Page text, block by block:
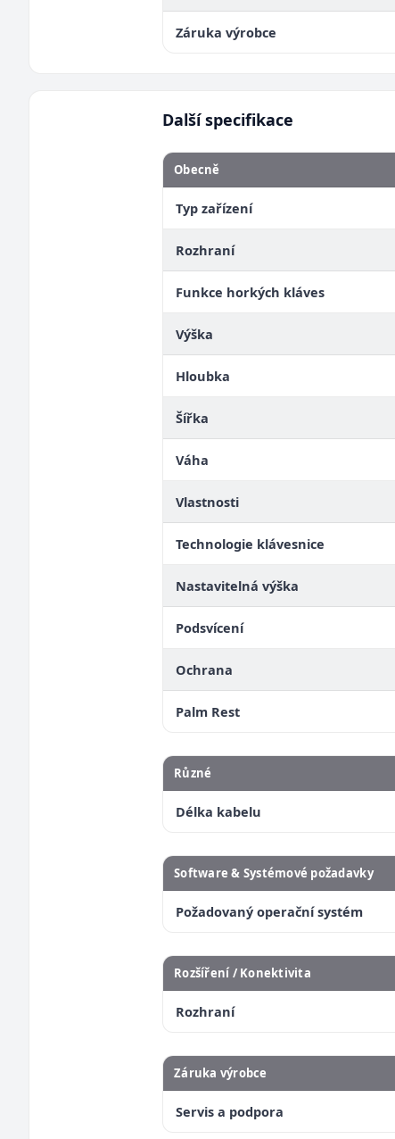
Záruka výrobce
Další specifikace
Obecně
Typ zařízení
Rozhraní
Funkce horkých kláves
Výška
Hloubka
Šířka
Váha
Vlastnosti
Technologie klávesnice
Nastavitelná výška
Podsvícení
Ochrana
Palm Rest
Různé
Délka kabelu
Software & Systémové požadavky
Požadovaný operační systém
Rozšíření / Konektivita
Rozhraní
Záruka výrobce
Servis a podpora